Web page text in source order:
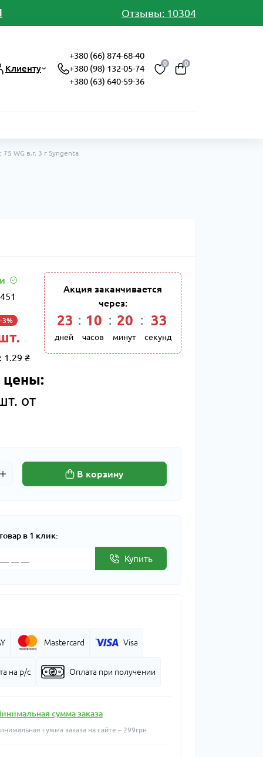
Отзывы: 10304
Клиенту
+380 (66) 874-68-40
+380 (98) 132-05-74
+380 (63) 640-59-36
0 0
WG в.г. 3 г Syngenta
-3%
1.29 ₴
от
Акция заканчивается
через:
23
дней
: 10
часов
: 20
минут
: 32
секунд
В корзину
в 1 клик:
Купить
Mastercard Visa
на р/с Оплата при получении
сумма заказа
сумма заказа на сайте – 299грн